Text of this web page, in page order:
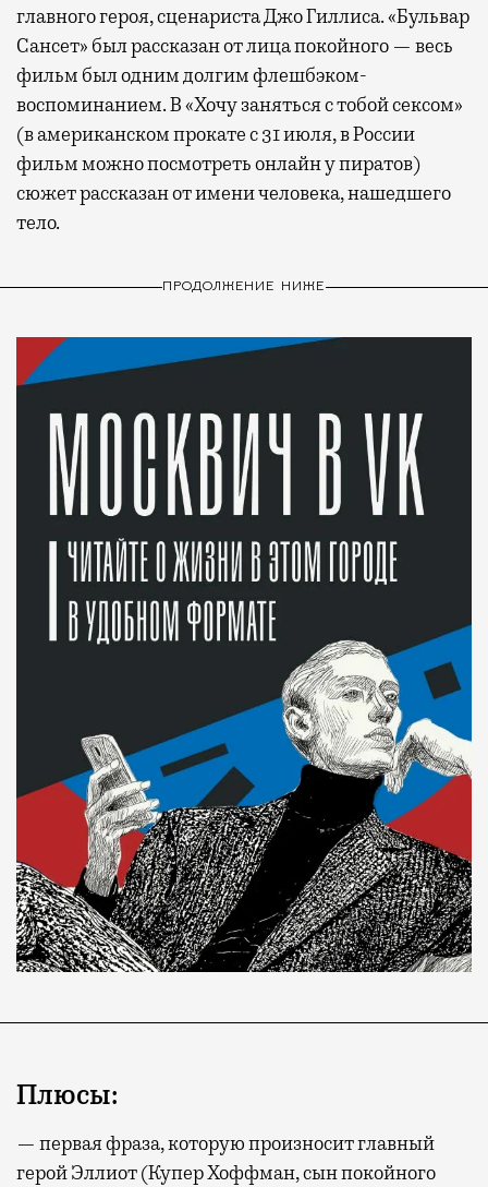
главного героя, сценариста Джо Гиллиса. «Бульвар
Сансет» был рассказан от лица покойного — весь
фильм был одним долгим флешбэком-
воспоминанием. В «Хочу заняться с тобой сексом»
(в американском прокате с 31 июля, в России
фильм можно посмотреть онлайн у пиратов)
сюжет рассказан от имени человека, нашедшего
тело.
ПРОДОЛЖЕНИЕ НИЖЕ
Плюсы:
— первая фраза, которую произносит главный
герой Эллиот (Купер Хоффман, сын покойного